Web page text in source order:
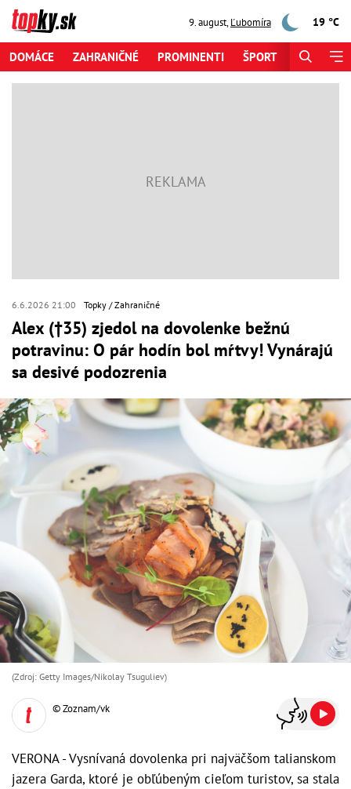
9. august,Ľubomíra 19 °C
DOMÁCE ZAHRANIČNÉ PROMINENTI ŠPORT
6.6.2026 21:00 Topky Zahraničné
Alex (†35) zjedol na dovolenke bežnú
potravinu: O pár hodín bol mŕtvy! Vynárajú
sa desivé podozrenia
(Zdroj: Getty Images/Nikolay Tsuguliev)
© Zoznam/vk
VERONA - Vysnívaná dovolenka pri najväčšom talianskom
jazera Garda, ktoré je obľúbeným cieľom turistov, sa stala